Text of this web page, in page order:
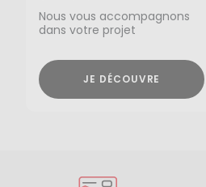
Nous vous accompagnons
dans votre projet
JE DÉCOUVRE